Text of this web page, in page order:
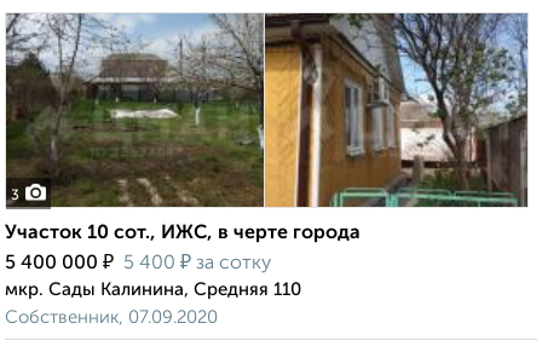
3
Участок 10 сот., ИЖС, в черте города
5 400 000 ₽ 5 400 ₽ за сотку
мкр. Сады Калинина, Средняя 110
Собственник, 07.09.2020